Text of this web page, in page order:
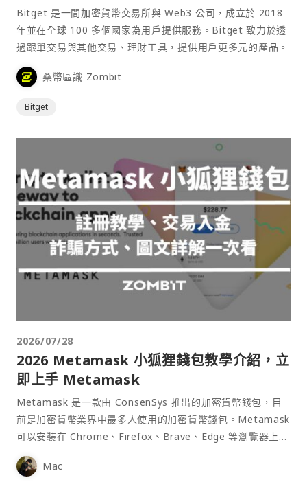
Bitget 是一間加密貨幣交易所與 Web3 公司，成立於 2018
年並在全球 100 多個國家為用戶提供服務。Bitget 致力於透
過跟單交易與其他交易、理財工具，提供用戶更多元的產品。
桑幣區識 Zombit
Bitget
2026/07/28
2026 Metamask 小狐狸錢包教學介紹，立
即上手 Metamask
Metamask 是一款由 ConsenSys 推出的加密貨幣錢包，目
前是加密貨幣業界中最多人使用的加密貨幣錢包。Metamask
可以安裝在 Chrome、Firefox、Brave、Edge 等瀏覽器上作
為插件使用，具備許多功能且使用上非常方便。
Mac